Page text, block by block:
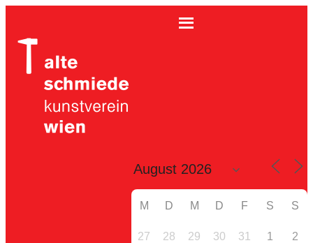
M D M D F S S
27 28 29 30 31 1 2